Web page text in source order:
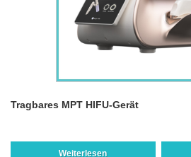
Tragbares MPT HIFU-Gerät
Weiterlesen